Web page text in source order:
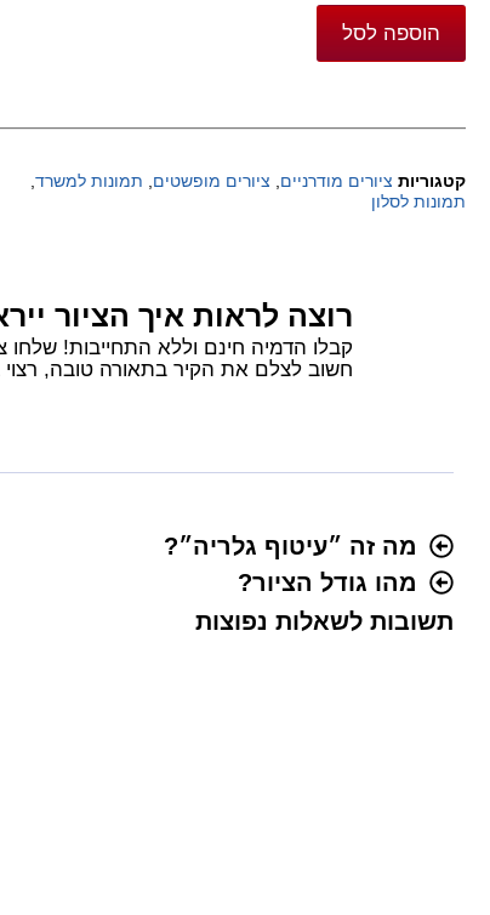
הוספה לסל
קטגוריות ציורים מודרניים, ציורים מופשטים, תמונות למשרד,
תמונות לסלון
רוצה לראות איך הציור
קבלו הדמיה חינם וללא התחייבות! שלחו צילום בוואטסאפ של
חשוב לצלם את הקיר בתאורה טובה, רצוי
מה זה ״עיטוף גלריה״?
מהו גודל הציור?
תשובות לשאלות נפוצות